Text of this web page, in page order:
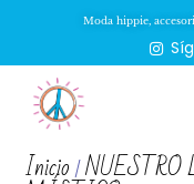
Moda hippie,
Inicio /